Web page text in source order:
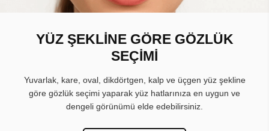
YÜZ ŞEKLİNE GÖRE GÖZLÜK
SEÇİMİ
Yuvarlak, kare, oval, dikdörtgen, kalp ve üçgen yüz şekline
göre gözlük seçimi yaparak yüz hatlarınıza en uygun ve
dengeli görünümü elde edebilirsiniz.